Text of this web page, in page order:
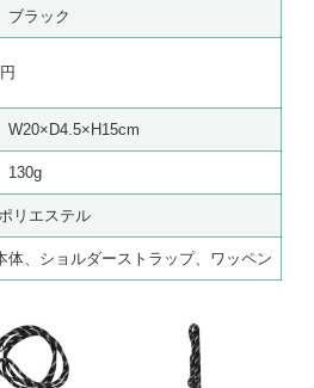
ブラック
W20×D4.5×H15cm
130g
リエステル
体、ショルダーストラップ、ワッペン